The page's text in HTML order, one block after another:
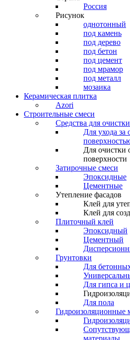
Россия
Рисунок
однотонный
под камень
под дерево
под бетон
под цемент
под мрамор
под металл
мозаика
Керамическая плитка
Azori
Строительные смеси
Средства для
Для ухода за
Для очистки
поверхности
Затирочные смеси
Эпоксидные
Цементные
Утепление фасадов
Клей для
Клей для
Плиточный клей
Эпоксидный
Цементный
Грунтовки
Для
Для гипса и
Для пола
Гидроизоляционные
материалы